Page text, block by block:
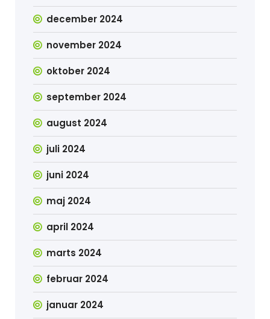
december 2024
november 2024
oktober 2024
september 2024
august 2024
juli 2024
juni 2024
maj 2024
april 2024
marts 2024
februar 2024
januar 2024